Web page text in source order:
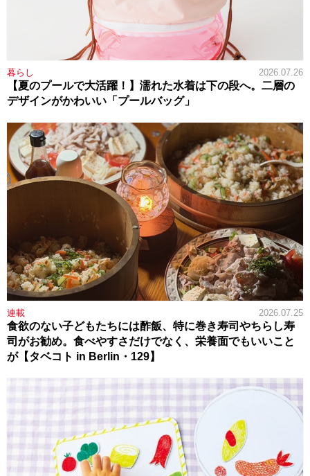
暮らし 2026.07.26
【夏のプールで大活躍！】濡れた水着は下の段へ。二層の
デザインがかわいい「プールバッグ」
連載 2026.07.25
食欲のない子どもたちには酢飯、特に巻き寿司やちらし寿
司がお勧め。食べやすさだけでなく、栄養面でもいいこと
が【タベコト in Berlin・129】